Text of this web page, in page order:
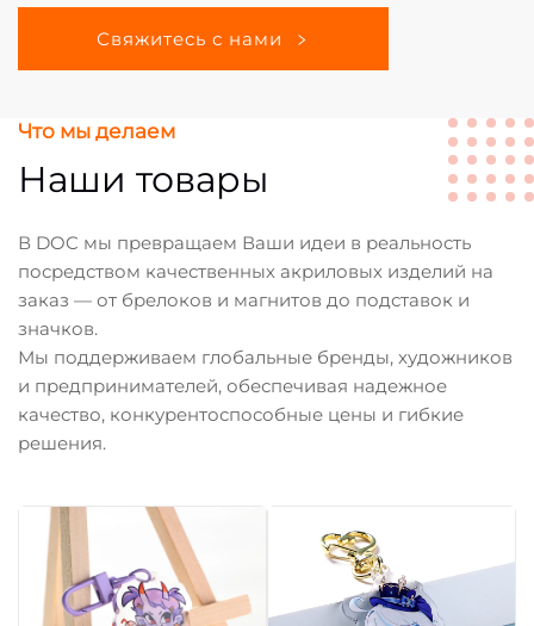
Свяжитесь с нами
Что мы делаем
Наши товары
В DOC мы превращаем Ваши идеи в реальность
посредством качественных акриловых изделий на
заказ — от брелоков и магнитов до подставок и
значков.
Мы поддерживаем глобальные бренды, художников
и предпринимателей, обеспечивая надежное
качество, конкурентоспособные цены и гибкие
решения.